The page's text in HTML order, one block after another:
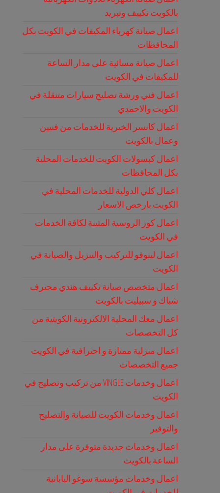
بالكويت تكييف وتبريد
اعمال صيانة كهرباء المكيفات في الكويت بكل
المحافظات
اعمال صيانة مسائية على مدار الساعة
للمكيفات في الكويت
اعمال فني ورشة تصليح سيارات متنقلة في
الكويت والاحمدي
اعمال كانسر الخيرية للخدمات من فنيين
وعمال بالكويت
اعمال كبسولات الكويت للخدمات المحلية
بكل المحافظات
اعمال كلي الدولية للخدمات المحلية في
الكويت بارخص الاسعار
اعمال كوز الروسية المتينة لكافة الخدمات
في الكويت
اعمال لينوفو للتركيب والتنزيل والصيانة في
الكويت
اعمال متخصص صيانة تكييف هندي محترف
شباك و سبيليت بالكويت
اعمال معك المحلية الالكترونية الكويتية من
كل التخصصات
اعمال منزلية ممتازة و احترافية في الكويت
جميع التخصصات
اعمال وخدمات VINGLE من تركيب وتصليح في
الكويت
اعمال وخدمات الكويت للصيانة والتصليح
والتوفير
اعمال وخدمات جديدة متوفرة على مدار
الساعة بالكويت
اعمال وخدمات مؤسسة سوغو اليابانية